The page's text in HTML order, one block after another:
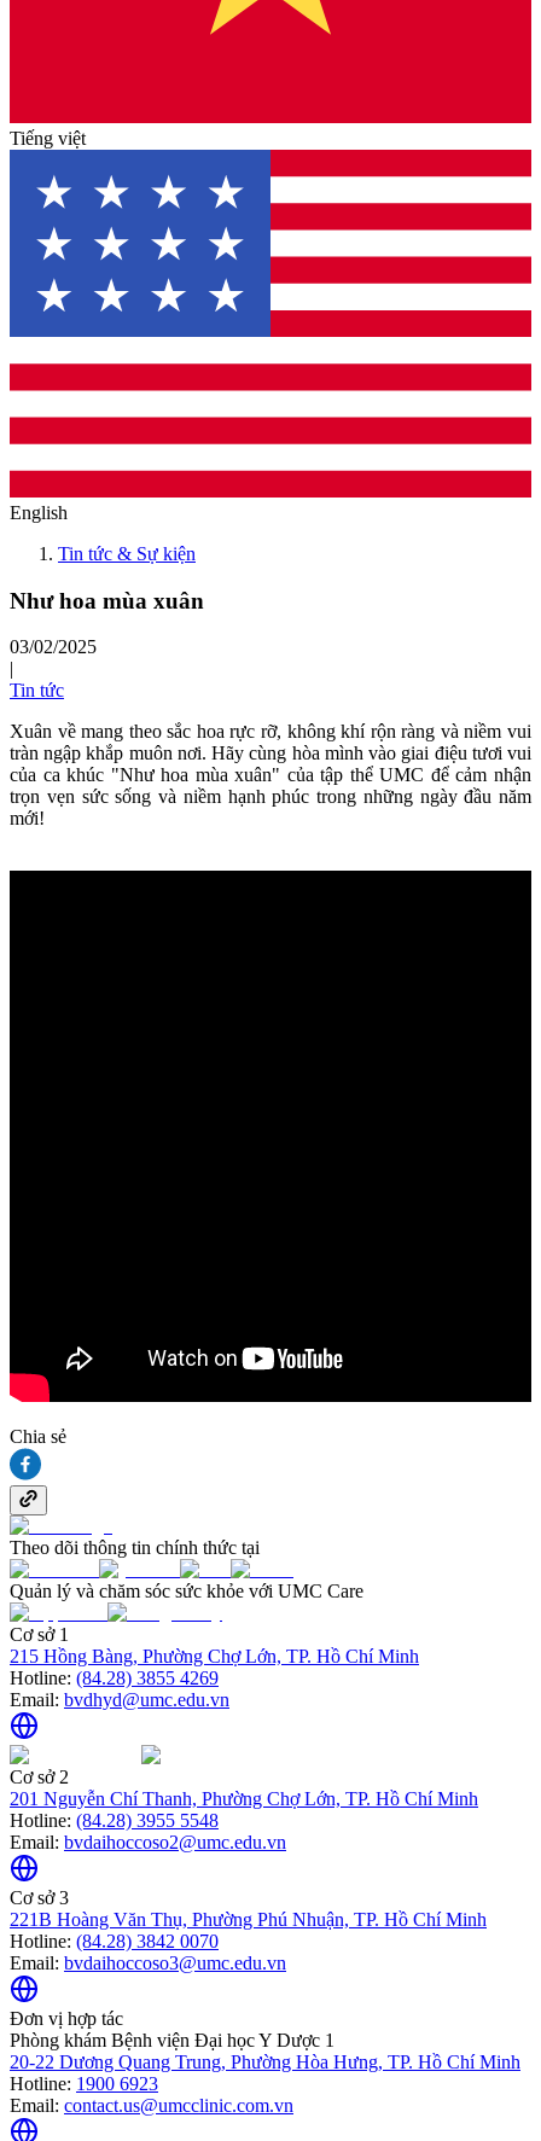
Tiếng việt
English
Tin tức & Sự kiện
Như hoa mùa xuân
03/02/2025
|
Tin tức
Xuân về mang theo sắc hoa rực rỡ, không khí rộn ràng và niềm vui
tràn ngập khắp muôn nơi. Hãy cùng hòa mình vào giai điệu tươi vui
của ca khúc "Như hoa mùa xuân" của tập thể UMC để cảm nhận
trọn vẹn sức sống và niềm hạnh phúc trong những ngày đầu năm
mới!
Chia sẻ
Theo dõi thông tin chính thức tại
Quản lý và chăm sóc sức khỏe với UMC Care
Cơ sở 1
215 Hồng Bàng, Phường Chợ Lớn, TP. Hồ Chí Minh
Hotline: (84.28) 3855 4269
Email: bvdhyd@umc.edu.vn
Cơ sở 2
201 Nguyễn Chí Thanh, Phường Chợ Lớn, TP. Hồ Chí Minh
Hotline: (84.28) 3955 5548
Email: bvdaihoccoso2@umc.edu.vn
Cơ sở 3
221B Hoàng Văn Thụ, Phường Phú Nhuận, TP. Hồ Chí Minh
Hotline: (84.28) 3842 0070
Email: bvdaihoccoso3@umc.edu.vn
Đơn vị hợp tác
Phòng khám Bệnh viện Đại học Y Dược 1
20-22 Dương Quang Trung, Phường Hòa Hưng, TP. Hồ Chí Minh
Hotline: 1900 6923
Email: contact.us@umcclinic.com.vn